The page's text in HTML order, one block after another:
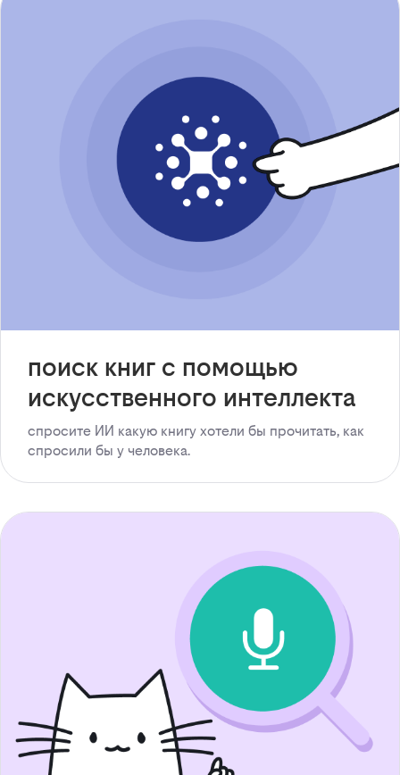
поиск книг с помощью
искусственного интеллекта
спросите ИИ какую книгу хотели бы прочитать, как
спросили бы у человека.